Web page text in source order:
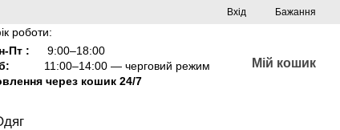
Вхід Бажання
роботи:
Пт :
9:00–18:00
11:00–14:00 — черговий режим
через кошик 24/7
Мій кошик